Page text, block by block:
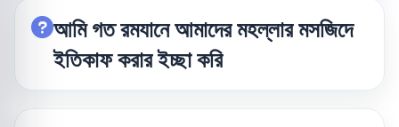
আমি গত রমযানে আমাদের মহল্লার মসজিদে
ইতিকাফ করার ইচ্ছা করি